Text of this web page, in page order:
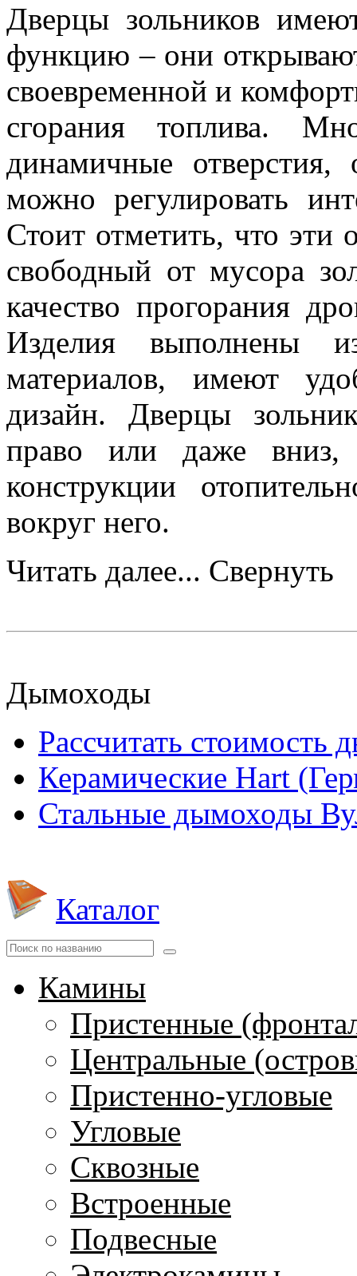
Дверцы зольников
функцию – они
своевременной и
сгорания топлива.
динамичные отверстия,
можно регулировать
Стоит отметить, что эти
свободный от мусора
качество прогорания
Изделия выполнены
материалов, имеют
дизайн. Дверцы
право или даже вниз,
конструкции
вокруг него.
Читать далее... Свернуть
Дымоходы
Рассчитать стоимость
Керамические Hart
Стальные дымоходы
Каталог
Камины
Пристенные
Центральные
Пристенно-угловые
Угловые
Сквозные
Встроенные
Подвесные